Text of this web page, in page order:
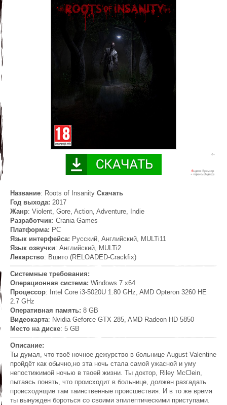
Название: Roots of Insanity Скачать
Год выхода: 2017
Жанр: Violent, Gore, Action, Adventure, Indie
Разработчик: Crania Games
Платформа: PC
Язык интерфейса: Русский, Английский, MULTi11
Язык озвучки: Английский, MULTi2
Лекарство: Вшито (RELOADED-Crackfix)
Системные требования:
Операционная система: Windows 7 x64
Процессор: Intel Core i3-5020U 1.80 GHz, AMD Opteron 3260 HE
2.7 GHz
Оперативная память: 8 GB
Видеокарта: Nvidia Geforce GTX 285, AMD Radeon HD 5850
Место на диске: 5 GB
Описание:
Ты думал, что твоё ночное дежурство в больнице August Valentine
пройдёт как обычно,но эта ночь стала самой ужасной и уму
непостижимой ночью в твоей жизни. Ты доктор, Riley McClein,
пытаясь понять, что происходит в больнице, должен разгадать
происходящие там таинственные происшествия. И в то же время
ты вынужден бороться со своими эпилептическими приступами.